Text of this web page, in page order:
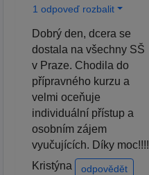
1 odpoveď rozbalit
Dobrý den, dcera se
dostala na všechny SŠ
v Praze. Chodila do
přípravného kurzu a
velmi oceňuje
individuální přístup a
osobním zájem
vyučujících. Díky moc!!!!
Kristýna
odpovědět